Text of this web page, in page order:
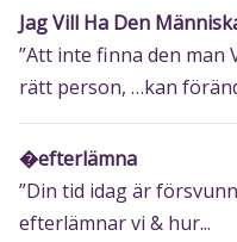
Jag Vill Ha Den
”Att inte finna den man
rätt person, …kan
�efterlämna
”Din tid idag är
efterlämnar vi & hur...